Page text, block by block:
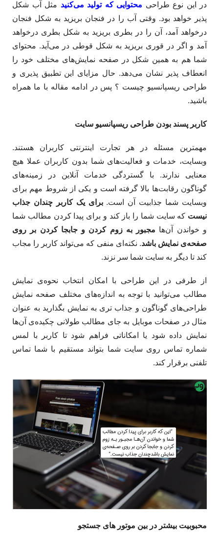
در این نوع طراحی محتوایی که تولید می‌کنید مثل آب شکل
پذیر خواهد بود. وقتی آب را در فنجان بریزید به شکل فنجان
درخواهد آمد، آن را در بطری بریزید به شکل بطری درخواهد
آمد و اگر در قوری بریزید به شکل قوطی در می‌آید. محتوای
شما هم به همین شکل در صفحه نمایش‌های مختلف خود را
انعطاف پذیر نشان می‌دهد. حال مزایای این تطبیق پذیری و
طراحی ریسپانسیو چیست ؟ پس در ادامه مقاله با ما همراه
باشید.
کاربر پسند بودن طراحی ریسپانسیو سایت
مهمترین مسئله در هر تجارت اینترنتی کاربران هستند.
وبسایت، خدمات و فعالیت‌های شما بدون کاربران عملا هیچ
معنایی ندارند. با گستردگی خدمات آنلاین در زمینه‌های
گوناگون رقابت‌ها بالا گرفته است و یکی از شروط مهم برای
وبسایت شما جذابیت آن است.برای یک کاربر چندان جذاب
نیست که سایت شما را باز کند و برای پیدا کردن مطالب شما
و خواندن آن‌ها مجبور به زوم کردن و جابجا کردن بر روی
صفحه‌ی نمایش باشد. نکته‌ای منفی که می‌تواند کاربر را مجاب
کند تا دیگر به سایت شما سر نزند.
از طرفی در این طراحی با امکان انتخاب نحوه‌ی نمایش
مطالب می‌توانید با توجه به اندازه‌های مختلف صفحه نمایش
طراحی‌های گوناگون و جذاب تری به نمایش بگذارید به عنوان
مثال در صفحات موبایل به جای مطالب طولانی چکیده‌ی آن‌ها
نمایش داده شود یا امکاناتی فراهم شود تا کاربر با لمس
شماره تماس روی سایت شما بتواند مستقیم با شما تماس
تلفنی برقرار کند.
محبوبیت بیشتر در بین موتور های جستجو